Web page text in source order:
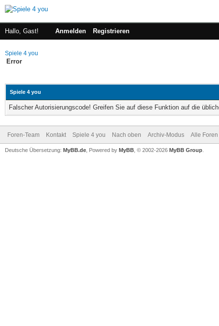
Hallo, Gast! Anmelden Registrieren
Spiele 4 you
Error
Spiele 4 you
Falscher Autorisierungscode! Greifen Sie auf diese Funktion auf die
Foren-Team Kontakt Spiele 4 you Nach oben Archiv-Modus Alle
Deutsche Übersetzung: MyBB.de , Powered by MyBB , © 2002-2026 MyBB Group